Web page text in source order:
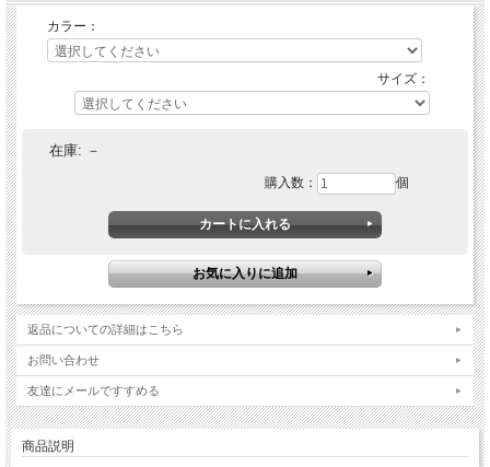
カラー：
サイズ：
在庫: －
購入数： 個
返品についての詳細はこちら
お問い合わせ
友達にメールですすめる
商品説明